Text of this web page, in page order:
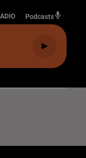
Podcasts